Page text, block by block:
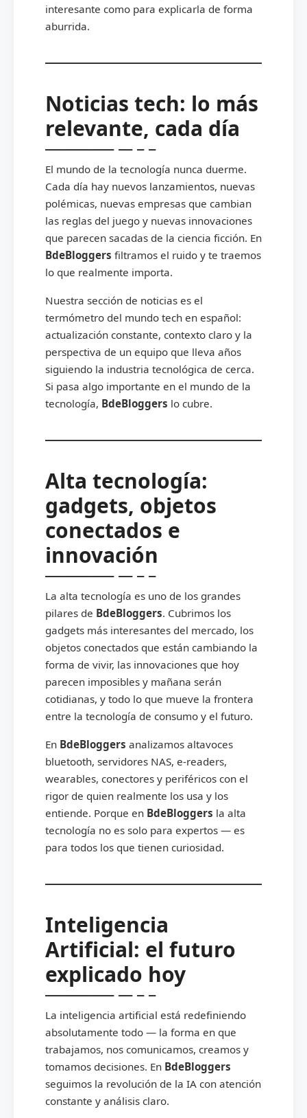
interesante como para explicarla de forma
aburrida.
Noticias tech: lo más
relevante, cada día
El mundo de la tecnología nunca duerme.
Cada día hay nuevos lanzamientos, nuevas
polémicas, nuevas empresas que cambian
las reglas del juego y nuevas innovaciones
que parecen sacadas de la ciencia ficción. En
BdeBloggers filtramos el ruido y te traemos
lo que realmente importa.
Nuestra sección de noticias es el
termómetro del mundo tech en español:
actualización constante, contexto claro y la
perspectiva de un equipo que lleva años
siguiendo la industria tecnológica de cerca.
Si pasa algo importante en el mundo de la
tecnología, BdeBloggers lo cubre.
Alta tecnología:
gadgets, objetos
conectados e
innovación
La alta tecnología es uno de los grandes
pilares de BdeBloggers. Cubrimos los
gadgets más interesantes del mercado, los
objetos conectados que están cambiando la
forma de vivir, las innovaciones que hoy
parecen imposibles y mañana serán
cotidianas, y todo lo que mueve la frontera
entre la tecnología de consumo y el futuro.
En BdeBloggers analizamos altavoces
bluetooth, servidores NAS, e-readers,
wearables, conectores y periféricos con el
rigor de quien realmente los usa y los
entiende. Porque en BdeBloggers la alta
tecnología no es solo para expertos — es
para todos los que tienen curiosidad.
Inteligencia
Artificial: el futuro
explicado hoy
La inteligencia artificial está redefiniendo
absolutamente todo — la forma en que
trabajamos, nos comunicamos, creamos y
tomamos decisiones. En BdeBloggers
seguimos la revolución de la IA con atención
constante y análisis claro.